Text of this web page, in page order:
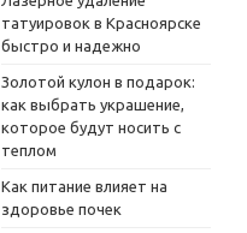
татуировок в Красноярске
быстро и надежно
Золотой кулон в подарок:
как выбрать украшение,
которое будут носить с
теплом
Как питание влияет на
здоровье почек